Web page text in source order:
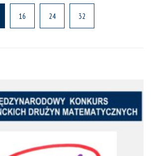
16 24 32